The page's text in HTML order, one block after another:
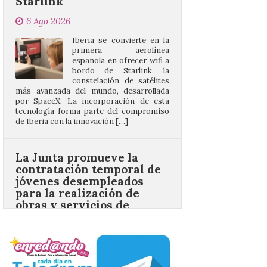
constelación de satélites
más avanzada del mundo, desarrollada
por SpaceX. La incorporación de esta
tecnología forma parte del compromiso
de Iberia con la innovación […]
La Junta promueve la
contratación temporal de
obras y servicios de
interés general y social
con más de 8,7 millones de
euros de inversión
La Consejería de
Industria, Universidades,
Empleo y Comercio